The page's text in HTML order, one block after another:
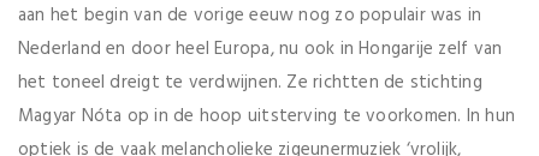
aan het begin van de vorige eeuw nog zo populair was in
Nederland en door heel Europa, nu ook in Hongarije zelf van
het toneel dreigt te verdwijnen. Ze richtten de stichting
Magyar Nóta op in de hoop uitsterving te voorkomen. In hun